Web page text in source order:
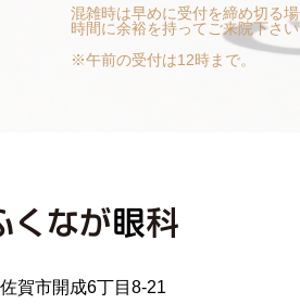
混雑時は早めに受付を締め切る
時間に余裕を持ってご来院下さ
※午前の受付は12時まで。
賀市開成6丁目8-21